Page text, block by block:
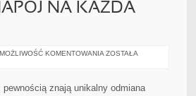
NA KAŻDA
MOŻLIWOŚĆ KOMENTOWANIA HERBATA
KAŻDA
ZOSTAŁA
znają unikalny odmiana